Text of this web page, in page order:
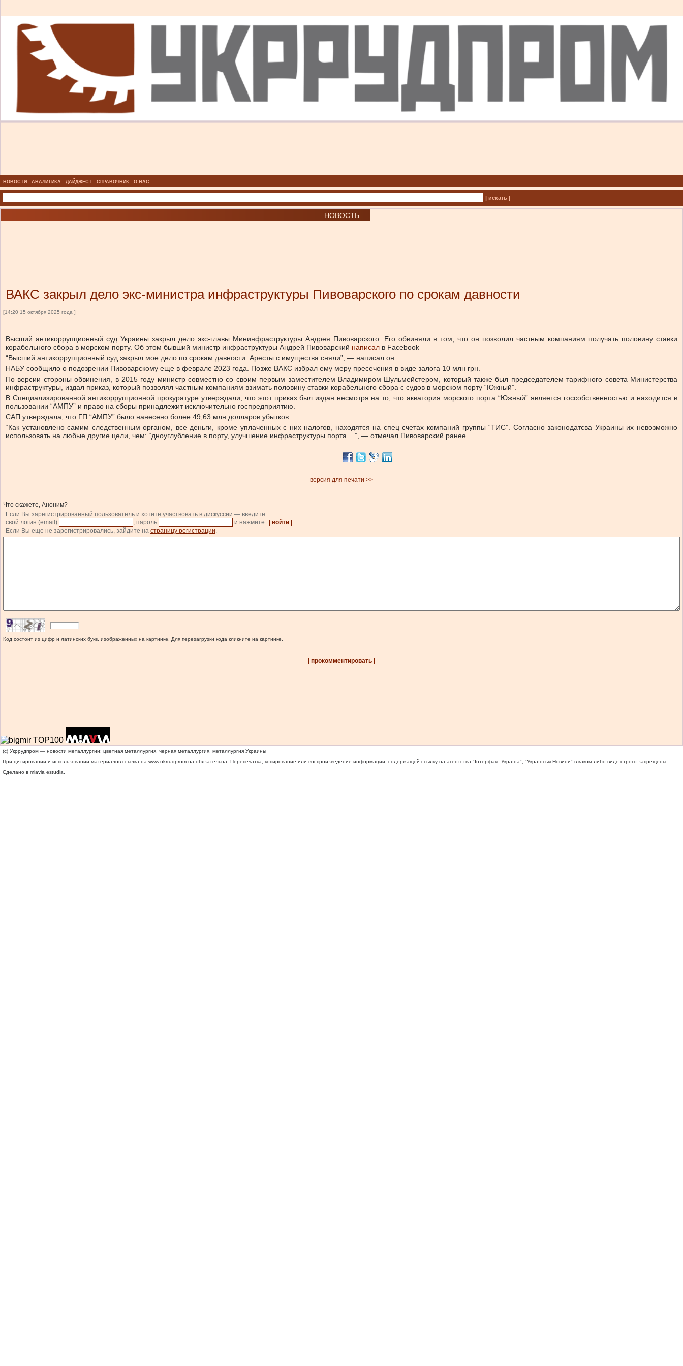
НОВОСТИ АНАЛИТИКА ДАЙДЖЕСТ СПРАВОЧНИК О НАС
| искать |
НОВОСТЬ
ВАКС закрыл дело экс-министра инфраструктуры Пивоварского по срокам давности
[14:20 15 октября 2025 года ]
Высший антикоррупционный суд Украины закрыл дело экс-главы Мининфраструктуры Андрея Пивоварского. Его обвиняли в том, что он позволил частным компаниям получать половину ставки
корабельного сбора в морском порту. Об этом бывший министр инфраструктуры Андрей Пивоварский написал в Facebook
“Высший антикоррупционный суд закрыл мое дело по срокам давности. Аресты с имущества сняли”, — написал он.
НАБУ сообщило о подозрении Пивоварскому еще в феврале 2023 года. Позже ВАКС избрал ему меру пресечения в виде залога 10 млн грн.
По версии стороны обвинения, в 2015 году министр совместно со своим первым заместителем Владимиром Шульмейстером, который также был председателем тарифного совета Министерства
инфраструктуры, издал приказ, который позволял частным компаниям взимать половину ставки корабельного сбора с судов в морском порту “Южный”.
В Специализированной антикоррупционной прокуратуре утверждали, что этот приказ был издан несмотря на то, что акватория морского порта “Южный” является госсобственностью и находится в
пользовании “АМПУ” и право на сборы принадлежит исключительно госпредприятию.
САП утверждала, что ГП “АМПУ” было нанесено более 49,63 млн долларов убытков.
“Как установлено самим следственным органом, все деньги, кроме уплаченных с них налогов, находятся на спец счетах компаний группы “ТИС”. Согласно законодатсва Украины их невозможно
использовать на любые другие цели, чем: “дноуглубление в порту, улучшение инфраструктуры порта ...”, — отмечал Пивоварский ранее.
версия для печати >>
Что скажете, Аноним?
Если Вы зарегистрированный пользователь и хотите участвовать в дискуссии — введите
свой логин (email)
, пароль и нажмите | войти |
.
Если Вы еще не зарегистрировались, зайдите на страницу регистрации.
Код состоит из цифр и латинских букв, изображенных на картинке. Для перезагрузки кода кликните на картинке.
| прокомментировать |
(c) Укррудпром — новости металлургии: цветная металлургия, черная металлургия, металлургия Украины
При цитировании и использовании материалов ссылка на www.ukrrudprom.ua обязательна. Перепечатка, копирование или воспроизведение информации, содержащей ссылку на агентства "Iнтерфакс-Україна", "Українськi Новини" в каком-либо виде строго запрещены
Сделано в miavia estudia.